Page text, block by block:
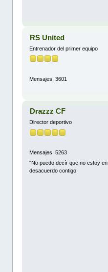
RS United
Entrenador del primer equipo
Mensajes: 3601
Drazzz CF
Director deportivo
Mensajes: 5263
"No puedo decír que no estoy en
desacuerdo contigo